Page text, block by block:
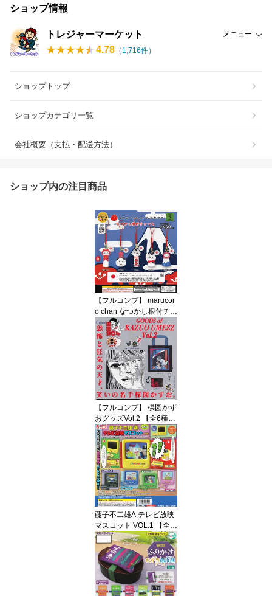
ショップ情報
トレジャーマーケット メニュー
4.78 （ 1,716件）
ショップトップ
ショップカテゴリ一覧
会社概要（支払・配送方法）
ショップ内の注目商品
【フルコンプ】 marucor
o chan なつかし根付チャ
ーム 【全5種セット】 ベ
ネリック マルコロチャン
動物 猫グッズ フィギュ
ア ガチャガチャ カプセ
ルトイ 即納 在庫品 送料
無料 追跡あり
【フルコンプ】 楳図かず
おグッズVol.2 【全6種セ
ット】 ケンエレファント
GOODS of KAZUO UME
ZZ 第二弾 生誕90周年グ
ッズ ガチャガチャ カプ
セルトイ 即納 在庫品 送
料無料 追跡あり
藤子不二雄A テレビ放映
マスコット VOL.1 【全5
種フルコンプセット】 ト
イズスピリッツ テレビデ
オ グッズ フィギュア ガ
チャガチャ カプセルトイ
即納 在庫品 送料無料 追
跡あり